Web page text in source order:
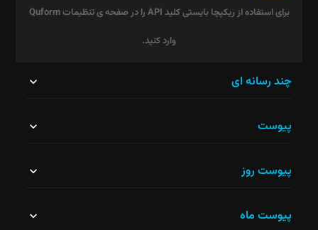
برای استفاده از ریکپچا بایستی کلید API را در صفحه ی تنظیمات Quform
وارد کنید.
نباید
شود.
چند رسانه ای
پیوست
پیوست روز
پیوست ماه